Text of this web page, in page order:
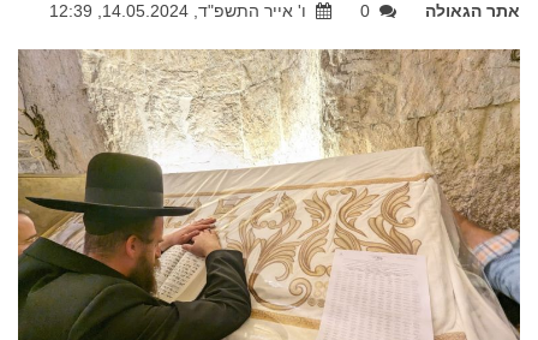
אתר הגאולה 0 ו' אייר התשפ"ד, 14.05.2024, 12:39